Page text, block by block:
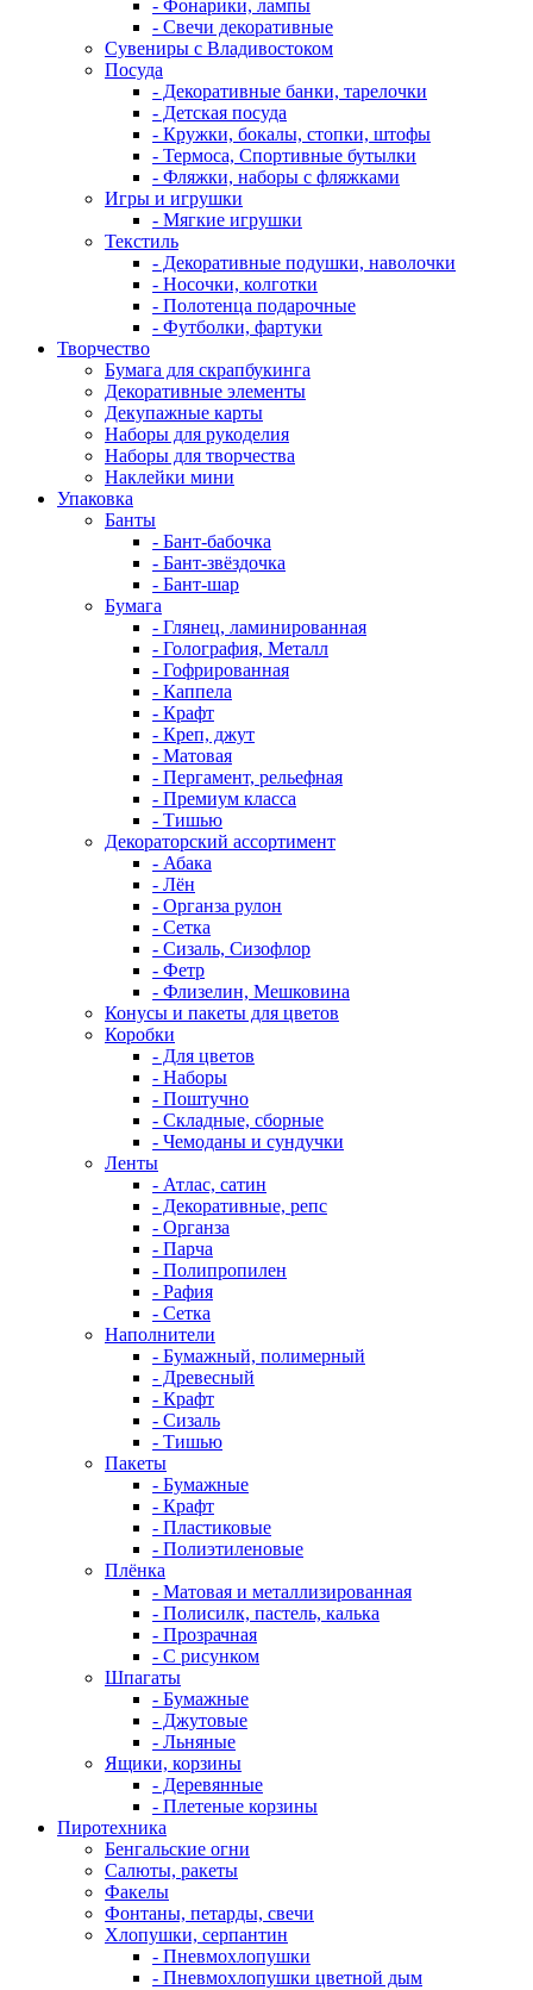
- Фонарики, лампы
- Свечи декоративные
Сувениры с Владивостоком
Посуда
- Декоративные банки, тарелочки
- Детская посуда
- Кружки, бокалы, стопки, штофы
- Термоса, Спортивные бутылки
- Фляжки, наборы с фляжками
Игры и игрушки
- Мягкие игрушки
Текстиль
- Декоративные подушки, наволочки
- Носочки, колготки
- Полотенца подарочные
- Футболки, фартуки
Творчество
Бумага для скрапбукинга
Декоративные элементы
Декупажные карты
Наборы для рукоделия
Наборы для творчества
Наклейки мини
Упаковка
Банты
- Бант-бабочка
- Бант-звёздочка
- Бант-шар
Бумага
- Глянец, ламинированная
- Голография, Металл
- Гофрированная
- Каппела
- Крафт
- Креп, джут
- Матовая
- Пергамент, рельефная
- Премиум класса
- Тишью
Декораторский ассортимент
- Абака
- Лён
- Органза рулон
- Сетка
- Сизаль, Сизофлор
- Фетр
- Флизелин, Мешковина
Конусы и пакеты для цветов
Коробки
- Для цветов
- Наборы
- Поштучно
- Складные, сборные
- Чемоданы и сундучки
Ленты
- Атлас, сатин
- Декоративные, репс
- Органза
- Парча
- Полипропилен
- Рафия
- Сетка
Наполнители
- Бумажный, полимерный
- Древесный
- Крафт
- Сизаль
- Тишью
Пакеты
- Бумажные
- Крафт
- Пластиковые
- Полиэтиленовые
Плёнка
- Матовая и металлизированная
- Полисилк, пастель, калька
- Прозрачная
- С рисунком
Шпагаты
- Бумажные
- Джутовые
- Льняные
Ящики, корзины
- Деревянные
- Плетеные корзины
Пиротехника
Бенгальские огни
Салюты, ракеты
Факелы
Фонтаны, петарды, свечи
Хлопушки, серпантин
- Пневмохлопушки
- Пневмохлопушки цветной дым